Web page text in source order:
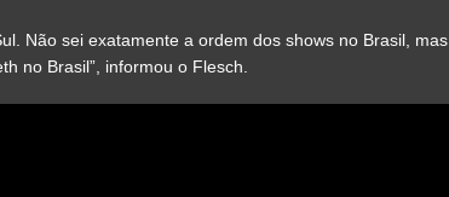
Não sei exatamente a ordem dos shows no Brasil, mas
no Brasil”, informou o Flesch.